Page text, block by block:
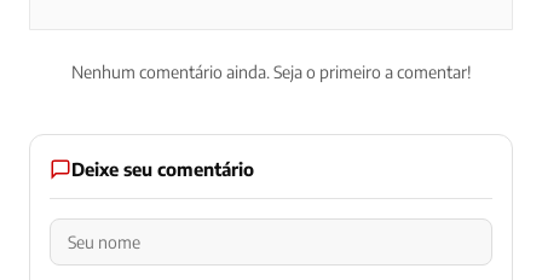
Nenhum comentário ainda. Seja o primeiro a comentar!
Deixe seu comentário